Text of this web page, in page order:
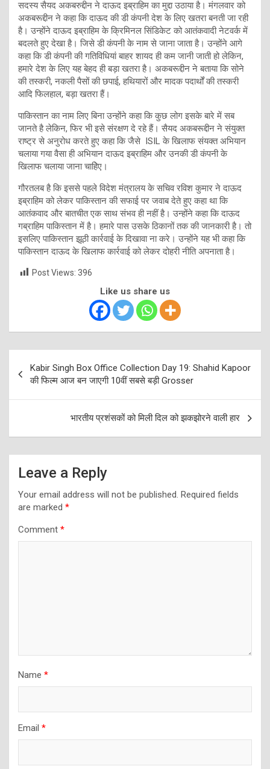
सदस्य सैयद अकबरुद्दीन ने दाऊद इब्राहिम का मुद्दा उठाया है। मंगलवार को
अकबरूद्दीन ने कहा कि दाऊद की डी कंपनी देश के लिए खतरा बनती जा रही
है। उन्होंने दाऊद इब्राहिम के क्रिमिनल सिंडिकेट को आतंकवादी नेटवर्क में
बदलते हुए देखा है। जिसे डी कंपनी के नाम से जाना जाता है। उन्होंने आगे
कहा कि डी कंपनी की गतिविधियां बाहर शायद ही कम जानी जाती हो लेकिन,
हमारे देश के लिए यह बेहद ही बड़ा खतरा है। अकबरूद्दीन ने बताया कि सोने
की तस्करी, नकली पैसों की छपाई, हथियारों और मादक पदार्थों की तस्करी
आदि फिलहाल, बड़ा खतरा हैं।
पाकिस्तान का नाम लिए बिना उन्होंने कहा कि कुछ लोग इसके बारे में सब
जानते है लेकिन, फिर भी इसे संरक्षण दे रहे हैं। सैयद अकबरूद्दीन ने संयुक्त
राष्ट्र से अनुरोध करते हुए कहा कि जैसे ISIL के खिलाफ संयक्त अभियान
चलाया गया वैसा ही अभियान दाऊद इब्राहिम और उनकी डी कंपनी के
खिलाफ चलाया जाना चाहिेए।
गौरतलब है कि इससे पहले विदेश मंत्रालय के सचिव रविश कुमार ने दाऊद
इब्राहिम को लेकर पाकिस्तान की सफाई पर जवाब देते हुए कहा था कि
आतंकवाद और बातचीत एक साथ संभव ही नहीं है। उन्होंने कहा कि दाऊद
गब्राहिम पाकिस्तान में है। हमारे पास उसके ठिकानों तक की जानकारी है। तो
इसलिए पाकिस्तान झूठी कार्रवाई के दिखावा ना करे। उन्होंने यह भी कहा कि
पाकिस्तान दाऊद के खिलाफ कार्रवाई को लेकर दोहरी नीति अपनाता है।
Post Views: 396
Like us share us
navigation
Kabir Singh Box Office Collection Day 19: Shahid Kapoor
की फिल्म आज बन जाएगी 10वीं सबसे बड़ी Grosser
भारतीय प्रशंसकों को मिली दिल को झकझोरने वाली हार
Leave a Reply
Your email address will not be published. Required fields
are marked *
Comment *
Name *
Email *